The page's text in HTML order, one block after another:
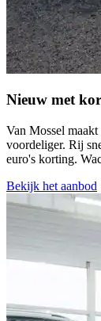
Nieuw met
Van Mossel
voordeliger. Rij
euro's korting.
Bekijk het aanbod